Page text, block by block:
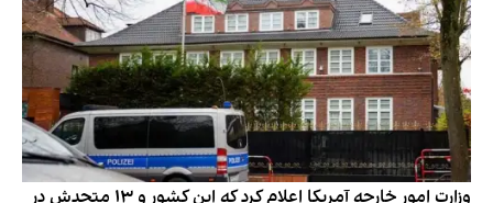
وزارت امور خارجه آمریکا اعلام کرد که این کشور و ۱۳ متحدش در